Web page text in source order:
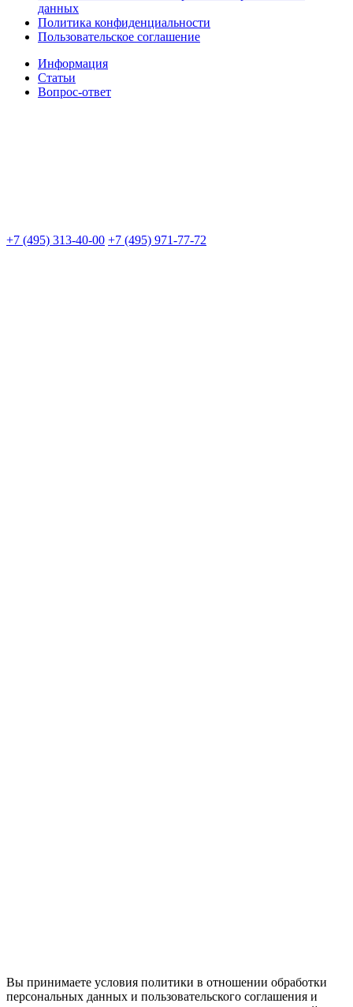
данных
Политика конфиденциальности
Пользовательское соглашение
Информация
Статьи
Вопрос-ответ
+7 (495) 313-40-00 +7 (495) 971-77-72
Вы принимаете условия политики в отношении обработки
персональных данных и пользовательского соглашения и